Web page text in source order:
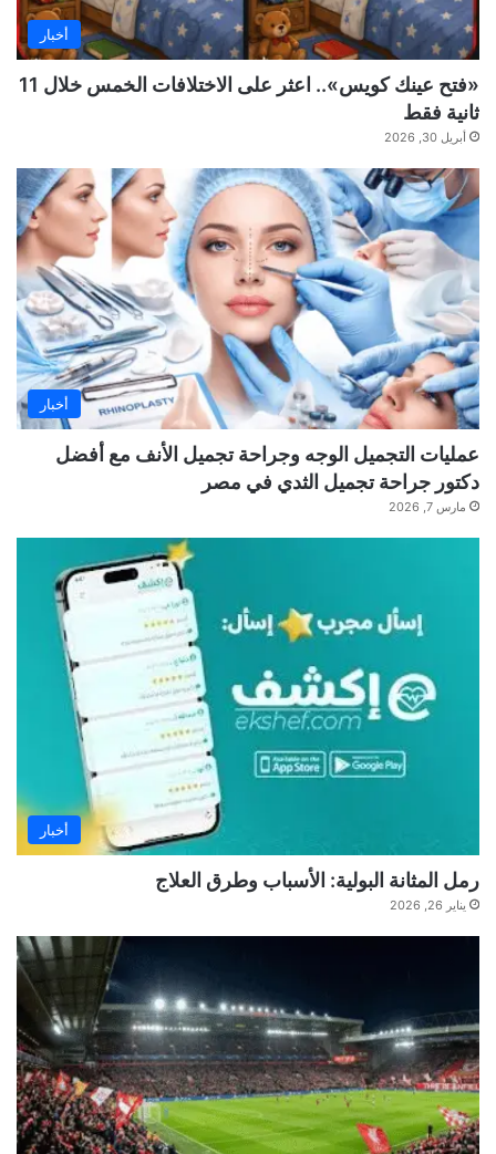
أخبار
«فتح عينك كويس».. اعثر على الاختلافات الخمس خلال 11
ثانية فقط
أبريل 30, 2026
أخبار
عمليات التجميل الوجه وجراحة تجميل الأنف مع أفضل
دكتور جراحة تجميل الثدي في مصر
مارس 7, 2026
أخبار
رمل المثانة البولية: الأسباب وطرق العلاج
يناير 26, 2026